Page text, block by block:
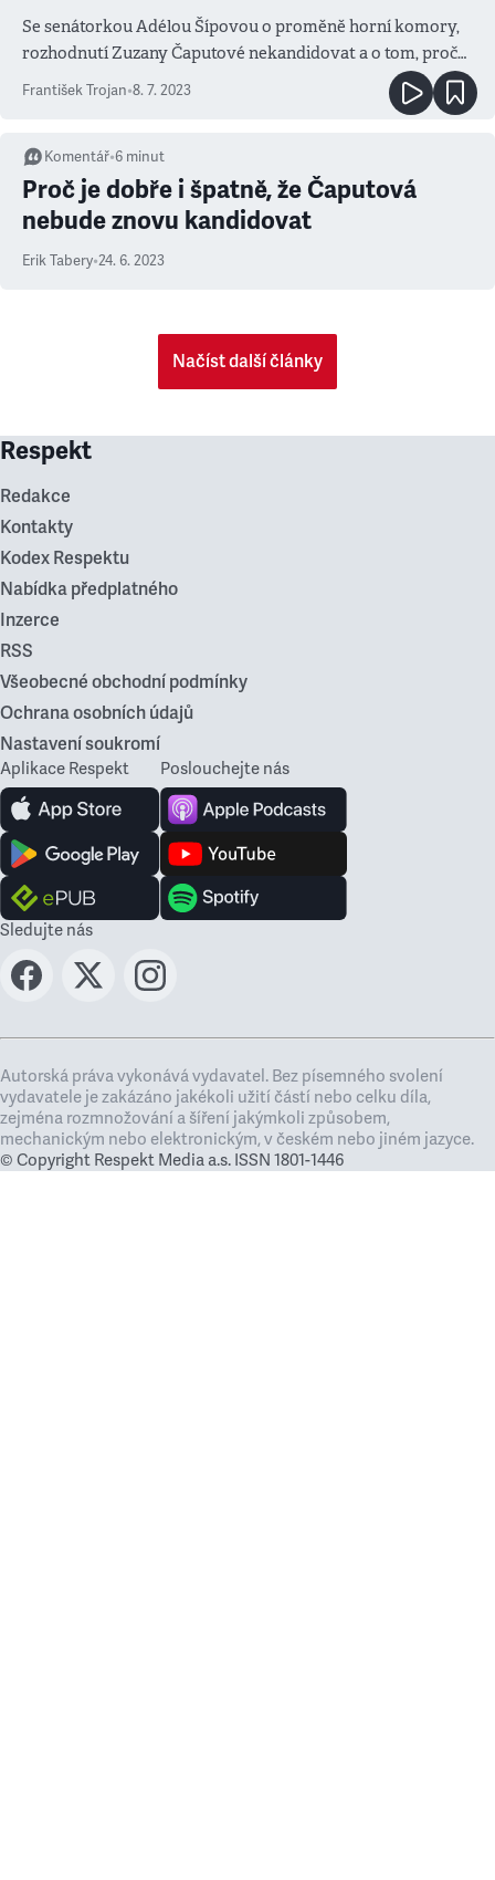
Se senátorkou Adélou Šípovou o proměně horní komory,
rozhodnutí Zuzany Čaputové nekandidovat a o tom, proč
je stále málo žen v politice
František Trojan•8. 7. 2023
Komentář•6 minut
Proč je dobře i špatně, že Čaputová
nebude znovu kandidovat
Erik Tabery•24. 6. 2023
Načíst další články
Respekt
Redakce
Kontakty
Kodex Respektu
Nabídka předplatného
Inzerce
RSS
Všeobecné obchodní podmínky
Ochrana osobních údajů
Nastavení soukromí
Aplikace Respekt Poslouchejte nás
Sledujte nás
Autorská práva vykonává vydavatel. Bez písemného svolení
vydavatele je zakázáno jakékoli užití částí nebo celku díla,
zejména rozmnožování a šíření jakýmkoli způsobem,
mechanickým nebo elektronickým, v českém nebo jiném jazyce.
© Copyright Respekt Media a.s. ISSN 1801-1446